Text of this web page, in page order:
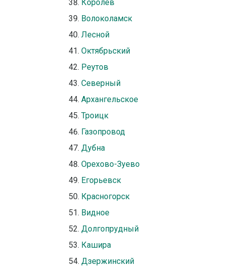
Королёв
Волоколамск
Лесной
Октябрьский
Реутов
Северный
Архангельское
Троицк
Газопровод
Дубна
Орехово-Зуево
Егорьевск
Красногорск
Видное
Долгопрудный
Кашира
Дзержинский